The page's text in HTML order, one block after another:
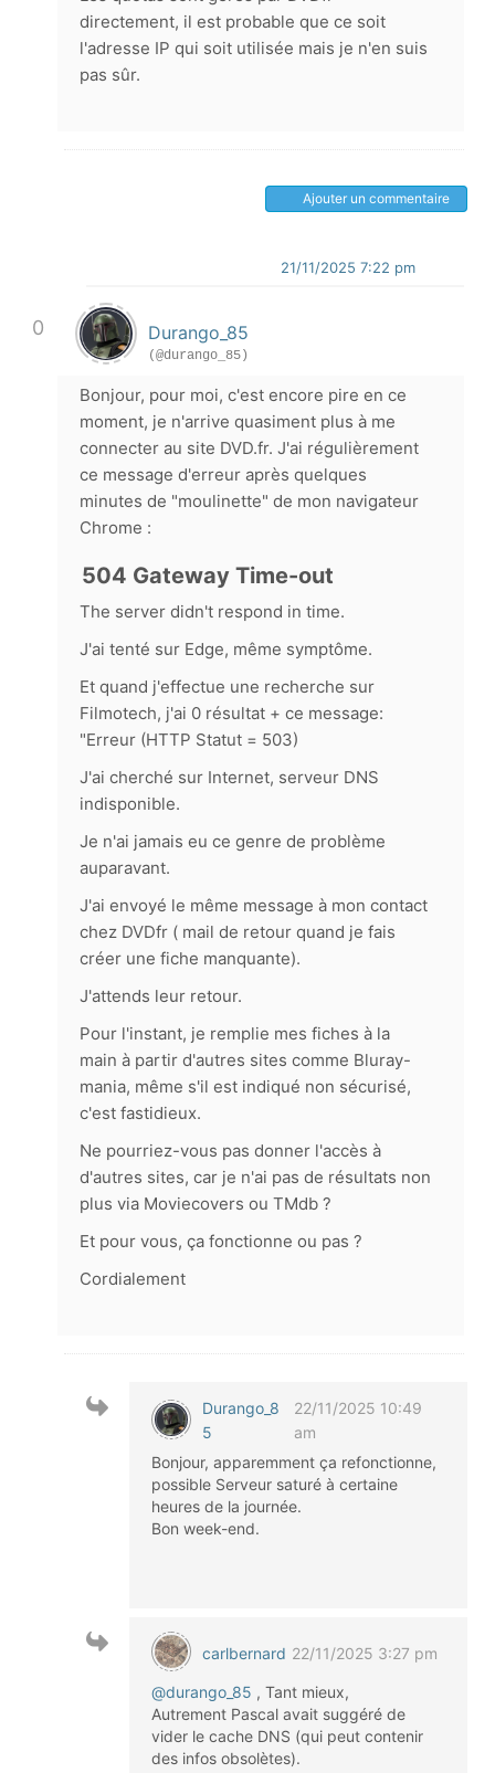
directement, il est probable que ce soit
l'adresse IP qui soit utilisée mais je n'en suis
pas sûr.
Ajouter un commentaire
0
21/11/2025 7:22 pm
Durango_85
(@durango_85)
Bonjour, pour moi, c'est encore pire en ce
moment, je n'arrive quasiment plus à me
connecter au site DVD.fr. J'ai régulièrement
ce message d'erreur après quelques
minutes de "moulinette" de mon navigateur
Chrome :
504 Gateway Time-out
The server didn't respond in time.
J'ai tenté sur Edge, même symptôme.
Et quand j'effectue une recherche sur
Filmotech, j'ai 0 résultat + ce message:
"Erreur (HTTP Statut = 503)
J'ai cherché sur Internet, serveur DNS
indisponible.
Je n'ai jamais eu ce genre de problème
auparavant.
J'ai envoyé le même message à mon contact
chez DVDfr ( mail de retour quand je fais
créer une fiche manquante).
J'attends leur retour.
Pour l'instant, je remplie mes fiches à la
main à partir d'autres sites comme Bluray-
mania, même s'il est indiqué non sécurisé,
c'est fastidieux.
Ne pourriez-vous pas donner l'accès à
d'autres sites, car je n'ai pas de résultats non
plus via Moviecovers ou TMdb ?
Et pour vous, ça fonctionne ou pas ?
Cordialement
Durango_8
5
22/11/2025 10:49
am
Bonjour, apparemment ça refonctionne,
possible Serveur saturé à certaine
heures de la journée.
Bon week-end.
carlbernard 22/11/2025 3:27 pm
@durango_85 , Tant mieux,
Autrement Pascal avait suggéré de
vider le cache DNS (qui peut contenir
des infos obsolètes).